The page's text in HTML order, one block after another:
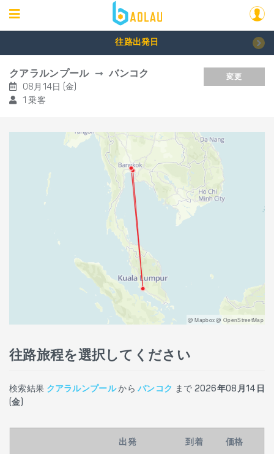
往路出発日
クアラルンプール バンコク
08月14日 (金)
1 乗客
変更
@ Mapbox @ OpenStreetMap
往路旅程を選択してください
検索結果 クアラルンプールからバンコク まで 2026年08月14日
(金)
出発 到着 価格